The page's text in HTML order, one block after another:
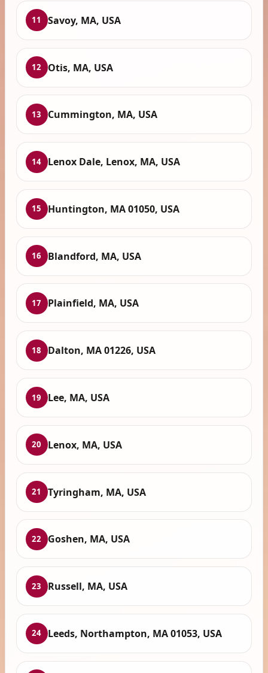
11 Savoy, MA, USA
12 Otis, MA, USA
13 Cummington, MA, USA
14 Lenox Dale, Lenox, MA, USA
15 Huntington, MA 01050, USA
16 Blandford, MA, USA
17 Plainfield, MA, USA
18 Dalton, MA 01226, USA
19 Lee, MA, USA
20 Lenox, MA, USA
21 Tyringham, MA, USA
22 Goshen, MA, USA
23 Russell, MA, USA
24 Leeds, Northampton, MA 01053, USA